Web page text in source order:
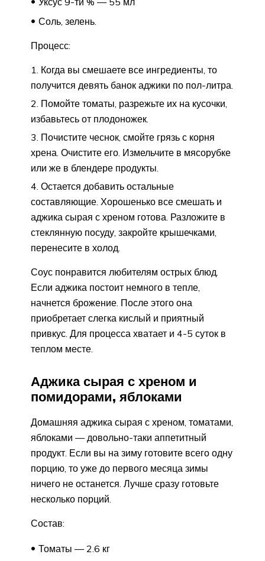
Соль, зелень.
Процесс:
Когда вы смешаете все ингредиенты, то
получится девять банок аджики по пол-литра.
Помойте томаты, разрежьте их на кусочки,
избавьтесь от плодоножек.
Почистите чеснок, смойте грязь с корня
хрена. Очистите его. Измельчите в мясорубке
или же в блендере продукты.
Остается добавить остальные
составляющие. Хорошенько все смешать и
аджика сырая с хреном готова. Разложите в
стеклянную посуду, закройте крышечками,
перенесите в холод.
Соус понравится любителям острых блюд.
Если аджика постоит немного в тепле,
начнется брожение. После этого она
приобретает слегка кислый и приятный
привкус. Для процесса хватает и 4-5 суток в
теплом месте.
Аджика сырая с хреном и
помидорами, яблоками
Домашняя аджика сырая с хреном, томатами,
яблоками — довольно-таки аппетитный
продукт. Если вы на зиму готовите всего одну
порцию, то уже до первого месяца зимы
ничего не останется. Лучше сразу готовьте
несколько порций.
Состав:
Томаты — 2.6 кг